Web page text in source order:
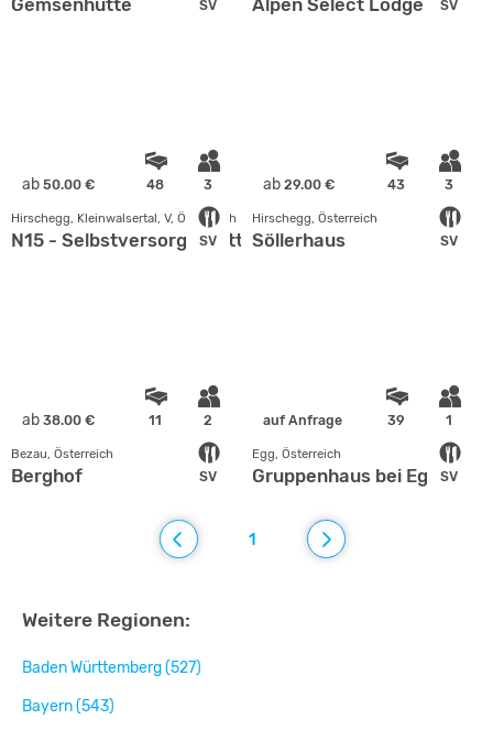
SV SV
ab 50.00 € 48 3
SV
Hirschegg, Kleinwalsertal, V, Österreich
N15 - Selbstversorgerhütte im Kleinwalsertal
ab 29.00 € 43 3
SV
Hirschegg, Österreich
Söllerhaus
ab 38.00 € 11 2
SV
Bezau, Österreich
Berghof
auf Anfrage 39 1
SV
Egg, Österreich
Gruppenhaus bei Egg
1
Weitere Regionen:
Baden Württemberg (527)
Bayern (543)